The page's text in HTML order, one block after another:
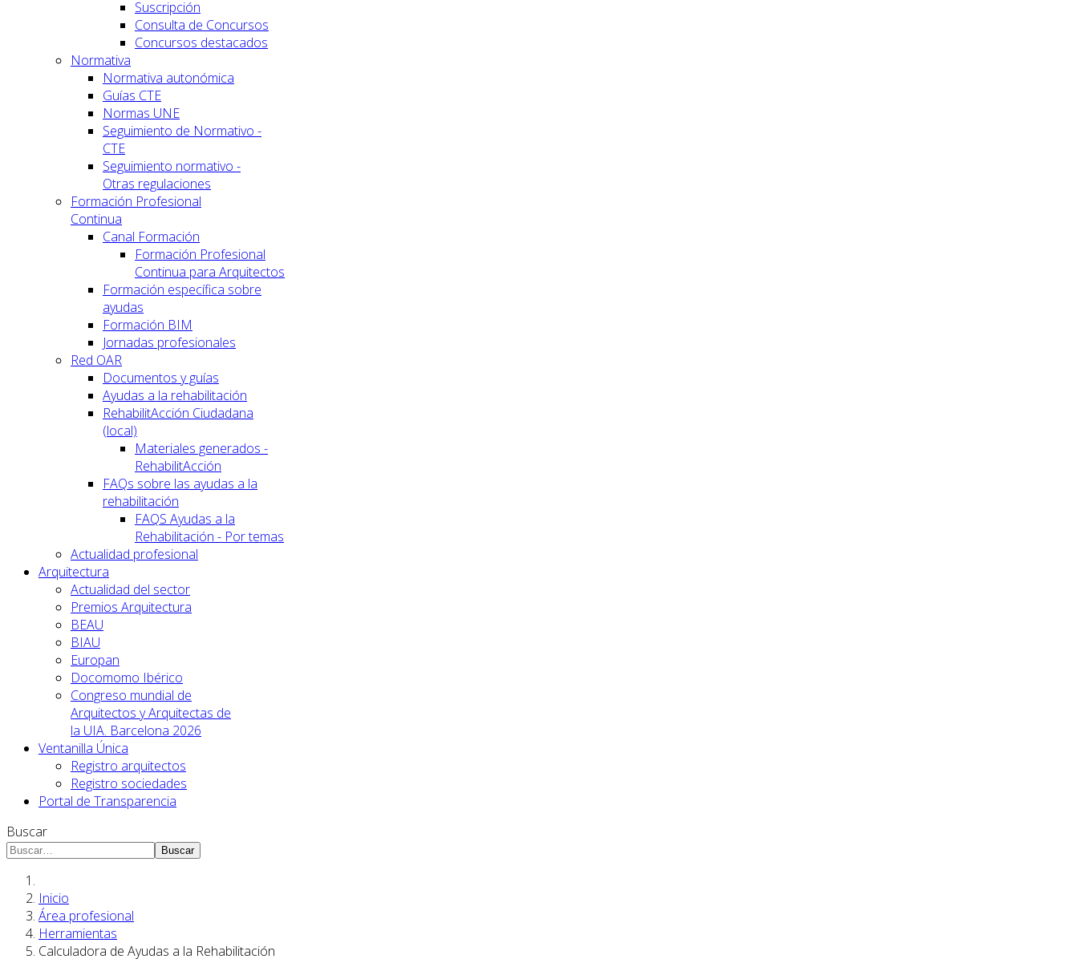
Suscripción
Consulta de Concursos
Concursos destacados
Normativa
Normativa autonómica
Guías CTE
Normas UNE
Seguimiento de Normativo -
CTE
Seguimiento normativo -
Otras regulaciones
Formación Profesional
Continua
Canal Formación
Formación Profesional
Continua para Arquitectos
Formación específica sobre
ayudas
Formación BIM
Jornadas profesionales
Red OAR
Documentos y guías
Ayudas a la rehabilitación
RehabilitAcción Ciudadana
(local)
Materiales generados -
RehabilitAcción
FAQs sobre las ayudas a la
rehabilitación
FAQS Ayudas a la
Rehabilitación - Por temas
Actualidad profesional
Arquitectura
Actualidad del sector
Premios Arquitectura
BEAU
BIAU
Europan
Docomomo Ibérico
Congreso mundial de
Arquitectos y Arquitectas de
la UIA. Barcelona 2026
Ventanilla Única
Registro arquitectos
Registro sociedades
Portal de Transparencia
Buscar
Buscar
Inicio
Área profesional
Herramientas
Calculadora de Ayudas a la Rehabilitación